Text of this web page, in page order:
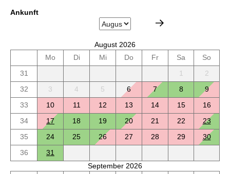
Ankunft
August 2026
Mo
Di Mi Do Fr Sa
So
31
1
2
32
3 4 5 6 7 8
9
33
10 11 12 13 14 15
16
34
17 18 19 20 21 22
23
35
24 25 26 27 28 29
30
36
31
September 2026